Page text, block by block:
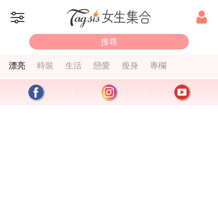
漂亮 時裝 生活 戀愛 瘦身 專欄